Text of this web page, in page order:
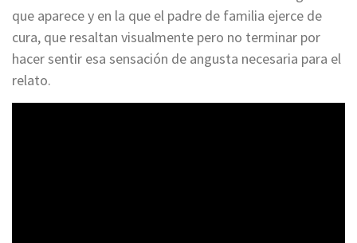
que aparece y en la que el padre de familia ejerce de
cura, que resaltan visualmente pero no terminar por
hacer sentir esa sensación de angusta necesaria para el
relato.